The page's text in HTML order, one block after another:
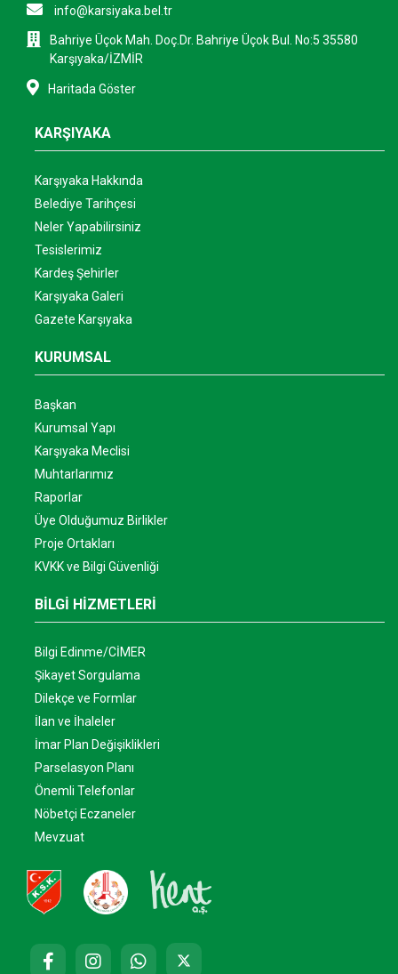
info@karsiyaka.bel.tr
Bahriye Üçok Mah. Doç.Dr. Bahriye Üçok Bul. No:5 35580
Karşıyaka/İZMİR
Haritada Göster
KARŞIYAKA
Karşıyaka Hakkında
Belediye Tarihçesi
Neler Yapabilirsiniz
Tesislerimiz
Kardeş Şehirler
Karşıyaka Galeri
Gazete Karşıyaka
KURUMSAL
Başkan
Kurumsal Yapı
Karşıyaka Meclisi
Muhtarlarımız
Raporlar
Üye Olduğumuz Birlikler
Proje Ortakları
KVKK ve Bilgi Güvenliği
BİLGİ HİZMETLERİ
Bilgi Edinme/CİMER
Şikayet Sorgulama
Dilekçe ve Formlar
İlan ve İhaleler
İmar Plan Değişiklikleri
Parselasyon Planı
Önemli Telefonlar
Nöbetçi Eczaneler
Mevzuat